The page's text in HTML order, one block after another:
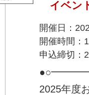
イベン
開催日：
開催時間：
申込締切：
2025年度